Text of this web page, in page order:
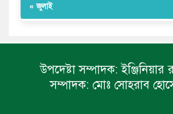
« জুলাই
উপদেষ্টা সম্পাদক: ইঞ্জিনিয়ার
সম্পাদক: মোঃ সোহরাব